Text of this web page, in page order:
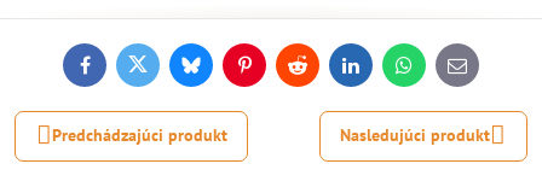
FacebookTwitterBlueskyPinterestReddit LinkedInWhatsApp
E-
mail
Predchádzajúci produkt Nasledujúci produkt